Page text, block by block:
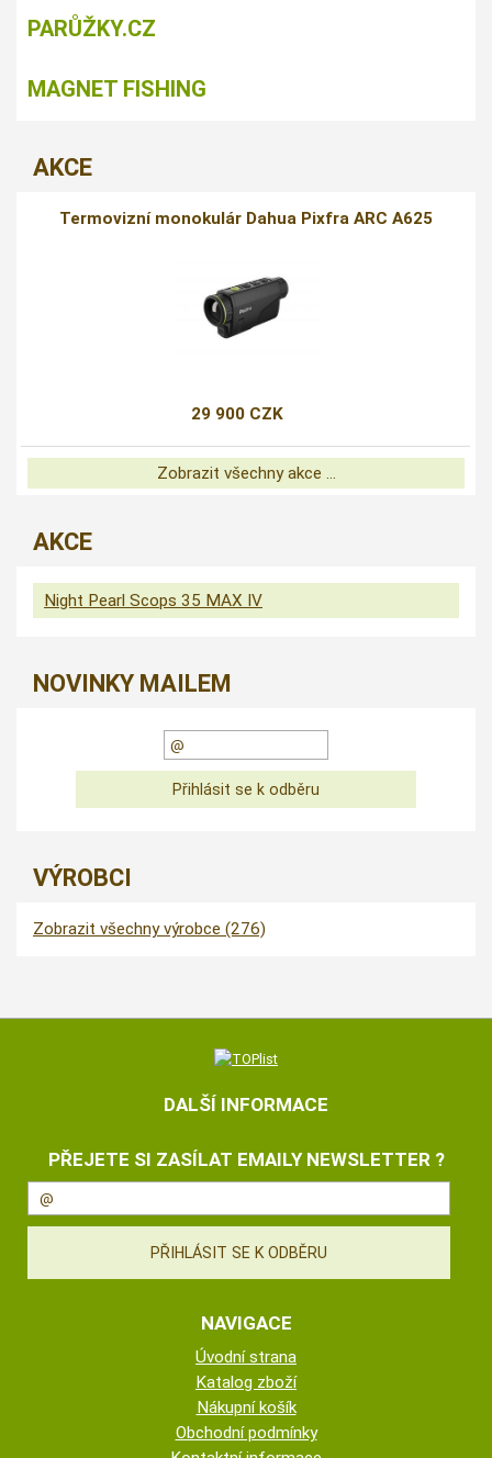
PARŮŽKY.CZ
MAGNET FISHING
AKCE
Termovizní monokulár Dahua Pixfra ARC A625
29 900 CZK
Zobrazit všechny akce ...
AKCE
Night Pearl Scops 35 MAX IV
NOVINKY MAILEM
VÝROBCI
Zobrazit všechny výrobce (276)
DALŠÍ INFORMACE
PŘEJETE SI ZASÍLAT EMAILY NEWSLETTER ?
NAVIGACE
Úvodní strana
Katalog zboží
Nákupní košík
Obchodní podmínky